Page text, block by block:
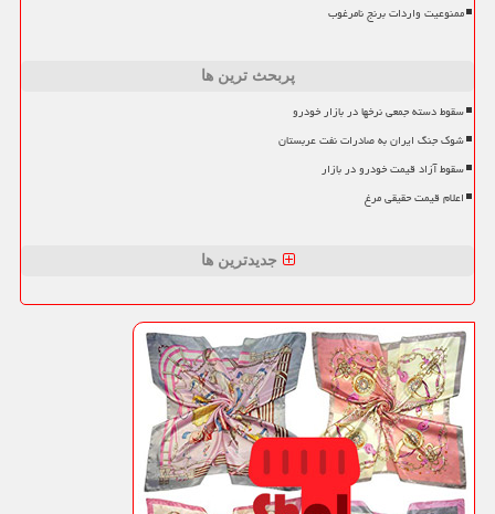
ممنوعیت واردات برنج نامرغوب
پربحث ترین ها
سقوط دسته جمعی نرخها در بازار خودرو
شوک جنگ ایران به صادرات نفت عربستان
سقوط آزاد قیمت خودرو در بازار
اعلام قیمت حقیقی مرغ
جدیدترین ها